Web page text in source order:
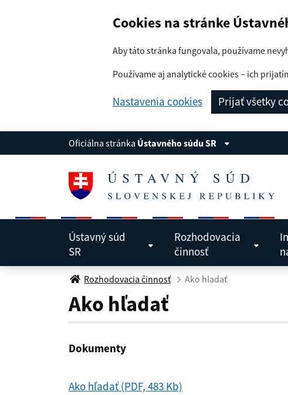
Cookies na stránke
Aby táto stránka fungovala, používame
Používame aj analytické cookies – ich
Nastavenia cookies Prijať všetky
Oficiálna stránka Ústavného súdu SR
Ústavný súd
SR
Rozhodovacia
činnosť
Ako hladať
Rozhodovacia činnosť Ako hladať
Ako hľadať
Dokumenty
Ako hľadať (PDF, 483 Kb)